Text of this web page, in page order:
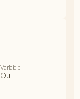
Variable
Oui